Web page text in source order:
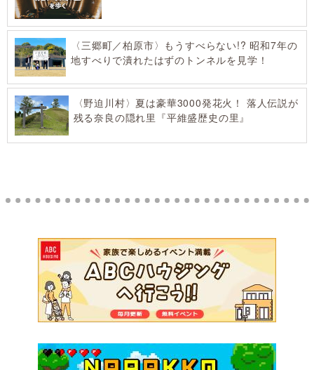
〈三郷町／柏原市〉もうすべらない!? 昭和7年の
地すべりで潰れたはずのトンネルを見学！
〈野迫川村〉夏は豪華3000発花火！ 落人伝説が
残る奈良の隠れ里『平維盛歴史の里』